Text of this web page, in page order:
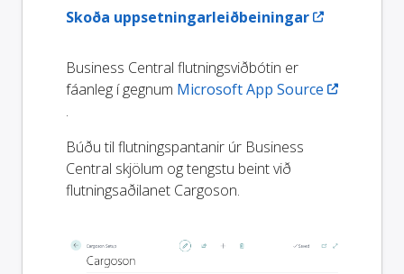
Skoða uppsetningarleiðbeiningar
Business Central flutningsviðbótin er
fáanleg í gegnum Microsoft App Source
.
Búðu til flutningspantanir úr Business
Central skjölum og tengstu beint við
flutningsaðilanet Cargoson.